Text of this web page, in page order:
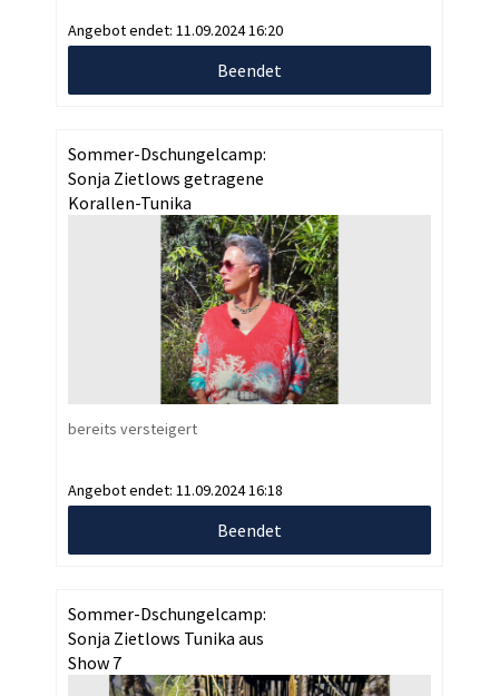
Angebot endet: 11.09.2024 16:20
Beendet
Sommer-Dschungelcamp:
Sonja Zietlows getragene
Korallen-Tunika
bereits versteigert
Angebot endet: 11.09.2024 16:18
Beendet
Sommer-Dschungelcamp:
Sonja Zietlows Tunika aus
Show 7